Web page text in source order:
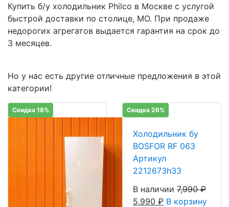
Купить б/у холодильник Philco в Москве с услугой
быстрой доставки по столице, МО. При продаже
недорогих агрегатов выдается гарантия на срок до
3 месяцев.
Но у нас есть другие отличные предложения в этой
категории!
Скидка 18% Скидка 26%
Холодильник бу
BOSFOR RF 063
Артикул
2212673h33
В наличии 7,990₽
5,990 ₽ В корзину